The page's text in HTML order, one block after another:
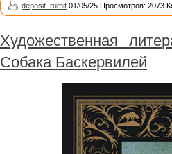
deposit_rumit 01/05/25 Просмотров: 2073
Художественная
Собака Баскервилей